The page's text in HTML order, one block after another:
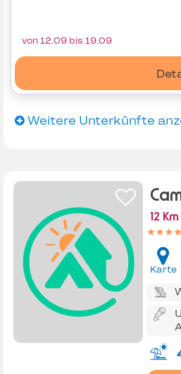
von 12.09 bis 19.09
Weitere Unterkünfte
12 Km
Karte